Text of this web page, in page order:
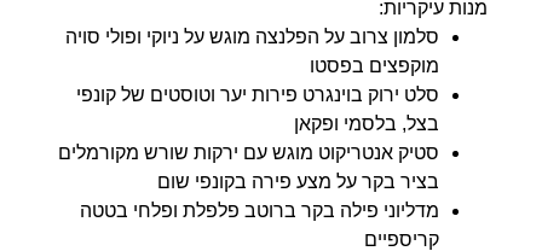
מנות עיקריות:
סלמון צרוב על הפלנצה מוגש על ניוקי ופולי סויה
מוקפצים בפסטו
סלט ירוק בוינגרט פירות יער וטוסטים של קונפי
בצל, בלסמי ופקאן
סטיק אנטריקוט מוגש עם ירקות שורש מקורמלים
בציר בקר על מצע פירה בקונפי שום
מדליוני פילה בקר ברוטב פלפלת ופלחי בטטה
קריספיים